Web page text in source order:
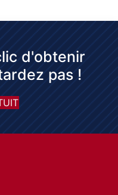
d'obtenir
pas !